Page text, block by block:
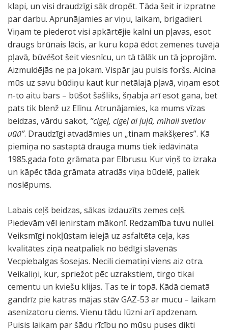
klapi, un visi draudzīgi sāk dropēt. Tāda šeit ir izpratne
par darbu. Aprunājamies ar viņu, laikam, brigadieri.
Viņam te piederot visi apkārtējie kalni un pļavas, esot
draugs brūnais lācis, ar kuru kopā ēdot zemenes tuvējā
pļavā, būvēšot šeit viesnīcu, un tā tālāk un tā joprojām.
Aizmuldējās ne pa jokam. Vispār jau puisis foršs. Aicina
mūs uz savu būdiņu kaut kur netālajā pļavā, viņam esot
n-to aitu bars – būšot šašliks, šņabja arī esot gana, bet
pats tik blenž uz Elīnu. Atrunājamies, ka mums vīzas
beidzas, vārdu sakot, ”cigeļ, cigeļ ai ļuļū, mihail svetlov
uūū”. Draudzīgi atvadāmies un „tinam makšķeres”. Kā
piemiņa no sastaptā drauga mums tiek iedāvināta
1985.gada foto grāmata par Elbrusu. Kur viņš to izraka
un kāpēc tāda grāmata atradās viņa būdelē, paliek
noslēpums.
Labais ceļš beidzas, sākas izdauzīts zemes ceļš.
Piedevām vēl ienirstam mākonī. Redzamība tuvu nullei.
Veiksmīgi nokļūstam ielejā uz asfaltēta ceļa, kas
kvalitātes ziņā neatpaliek no bēdīgi slavenās
Vecpiebalgas šosejas. Necili ciematiņi viens aiz otra.
Veikaliņi, kur, spriežot pēc uzrakstiem, tirgo tikai
cementu un kviešu klijas. Tas te ir topā. Kādā ciematā
gandrīz pie katras mājas stāv GAZ-53 ar mucu – laikam
asenizatoru ciems. Vienu tādu lūzni arī apdzenam.
Puisis laikam par šādu rīcību no mūsu puses dikti